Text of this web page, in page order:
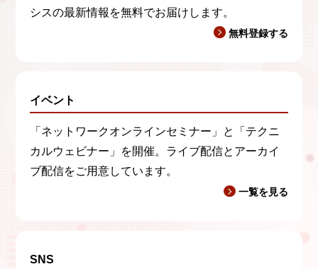
シスの最新情報を無料でお届けします。
無料登録する
イベント
「ネットワークオンラインセミナー」と「テクニ
カルウェビナー」を開催。ライブ配信とアーカイ
ブ配信をご用意しています。
一覧を見る
SNS